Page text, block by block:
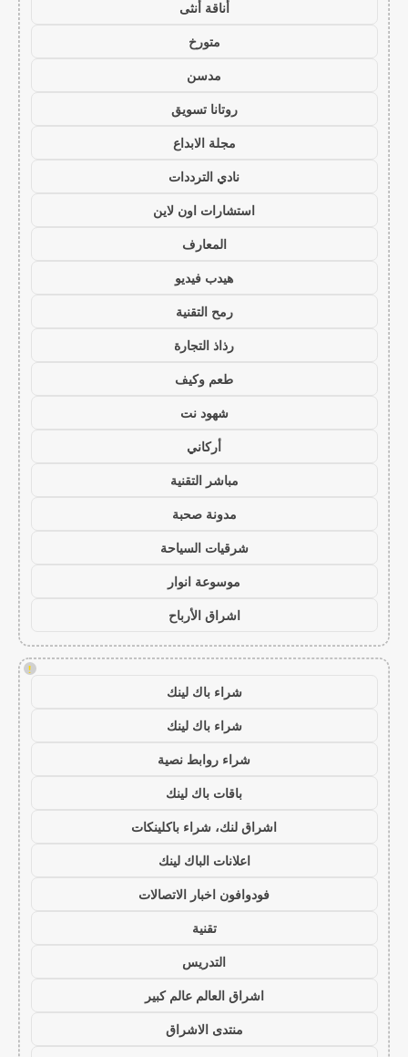
أناقة أنثى
متورخ
مدسن
روتانا تسويق
مجلة الابداع
نادي الترددات
استشارات اون لاين
المعارف
هيدب فيديو
رمح التقنية
رذاذ التجارة
طعم وكيف
شهود نت
أركاني
مباشر التقنية
مدونة صحبة
شرقيات السياحة
موسوعة انوار
اشراق الأرباح
!
شراء باك لينك
شراء باك لينك
شراء روابط نصية
باقات باك لينك
اشراق لنك، شراء باكلينكات
اعلانات الباك لينك
فودوافون اخبار الاتصالات
تقنية
التدريس
اشراق العالم عالم كبير
منتدى الاشراق